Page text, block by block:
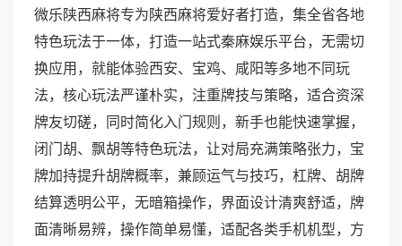
微乐陕西麻将专为陕西麻将爱好者打造，集全省各地
特色玩法于一体，打造一站式秦麻娱乐平台，无需切
换应用，就能体验西安、宝鸡、咸阳等多地不同玩
法，核心玩法严谨朴实，注重牌技与策略，适合资深
牌友切磋，同时简化入门规则，新手也能快速掌握，
闭门胡、飘胡等特色玩法，让对局充满策略张力，宝
牌加持提升胡牌概率，兼顾运气与技巧，杠牌、胡牌
结算透明公平，无暗箱操作，界面设计清爽舒适，牌
面清晰易辨，操作简单易懂，适配各类手机机型，方